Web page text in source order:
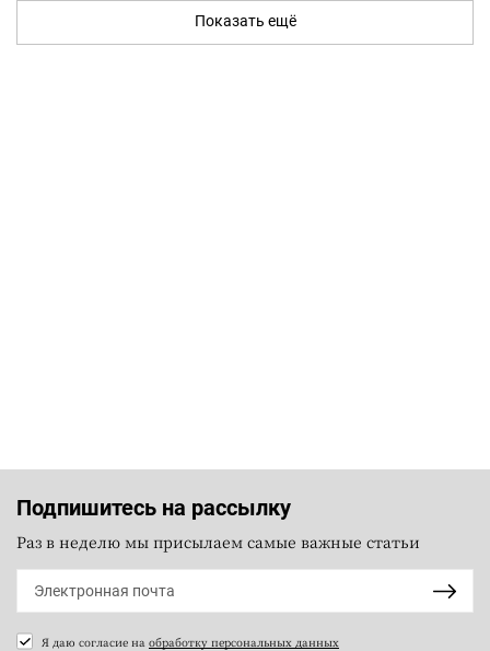
Показать ещё
Подпишитесь на рассылку
Раз в неделю мы присылаем самые важные статьи
Я даю согласие на обработку персональных данных